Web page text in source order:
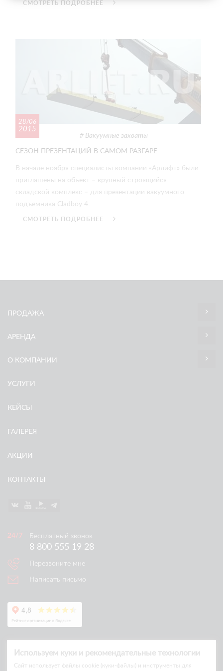
СМОТРЕТЬ ПОДРОБНЕЕ
28/06
2015
Вакуумные захваты
СЕЗОН ПРЕЗЕНТАЦИЙ В САМОМ РАЗГАРЕ
В начале ноября специалисты компании «Арлифт» были
приглашены на объект – крупный строящийся
складской комплекс – для презентации вакуумного
подъемника Cladboy 4.
СМОТРЕТЬ ПОДРОБНЕЕ
ПРОДАЖА
АРЕНДА
О КОМПАНИИ
УСЛУГИ
КЕЙСЫ
ГАЛЕРЕЯ
АКЦИИ
КОНТАКТЫ
Бесплатный звонок
8 800 555 19 28
Перезвоните мне
Написать письмо
Используем куки и рекомендательные технологии
Cайт использует файлы cookie (куки-файлы) и инструменты для